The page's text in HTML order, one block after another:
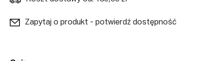
Zapytaj o produkt - potwierdź dostępność